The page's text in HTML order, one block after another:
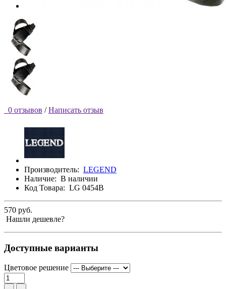
0 отзывов / Написать отзыв
Производитель: LEGEND
Наличие: В наличии
Код Товара: LG 0454B
570 руб.
Нашли дешевле?
Доступные варианты
Цветовое решение